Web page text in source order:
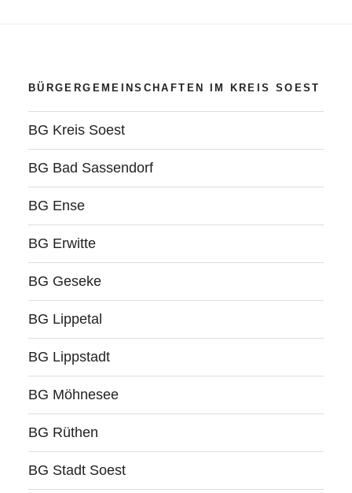
BÜRGERGEMEINSCHAFTEN IM KREIS SOEST
BG Kreis Soest
BG Bad Sassendorf
BG Ense
BG Erwitte
BG Geseke
BG Lippetal
BG Lippstadt
BG Möhnesee
BG Rüthen
BG Stadt Soest